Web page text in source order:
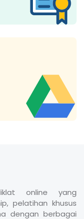
online yang
pelatihan khusus
dengan berbagai